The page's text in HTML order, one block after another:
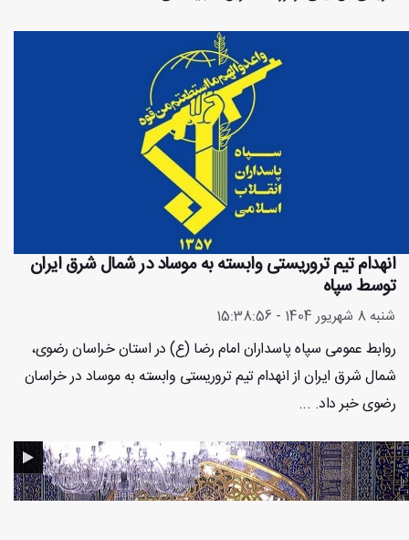
انهدام تیم تروریستی وابسته به موساد در شمال شرق ایران
توسط سپاه
شنبه 8 شهریور 1404 - 15:38:56
روابط عمومی سپاه پاسداران امام رضا (ع) در استان خراسان رضوی،
شمال شرق ایران از انهدام تیم تروریستی وابسته به موساد در خراسان
رضوی خبر داد. ...